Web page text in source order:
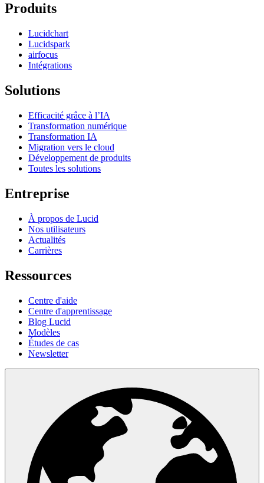
Produits
Lucidchart
Lucidspark
airfocus
Intégrations
Solutions
Efficacité grâce à l’IA
Transformation numérique
Transformation IA
Migration vers le cloud
Développement de produits
Toutes les solutions
Entreprise
À propos de Lucid
Nos utilisateurs
Actualités
Carrières
Ressources
Centre d'aide
Centre d'apprentissage
Blog Lucid
Modèles
Études de cas
Newsletter